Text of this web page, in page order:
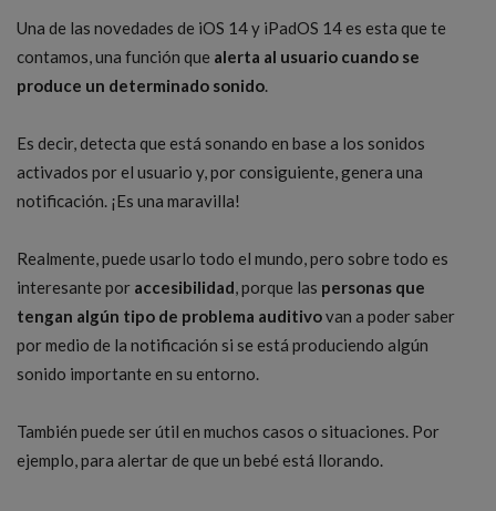
Una de las novedades de iOS 14 y iPadOS 14 es esta que te
contamos, una función que alerta al usuario cuando se
produce un determinado sonido.
Es decir, detecta que está sonando en base a los sonidos
activados por el usuario y, por consiguiente, genera una
notificación. ¡Es una maravilla!
Realmente, puede usarlo todo el mundo, pero sobre todo es
interesante por accesibilidad, porque las personas que
tengan algún tipo de problema auditivovan a poder saber
por medio de la notificación si se está produciendo algún
sonido importante en su entorno.
También puede ser útil en muchos casos o situaciones. Por
ejemplo, para alertar de que un bebé está llorando.